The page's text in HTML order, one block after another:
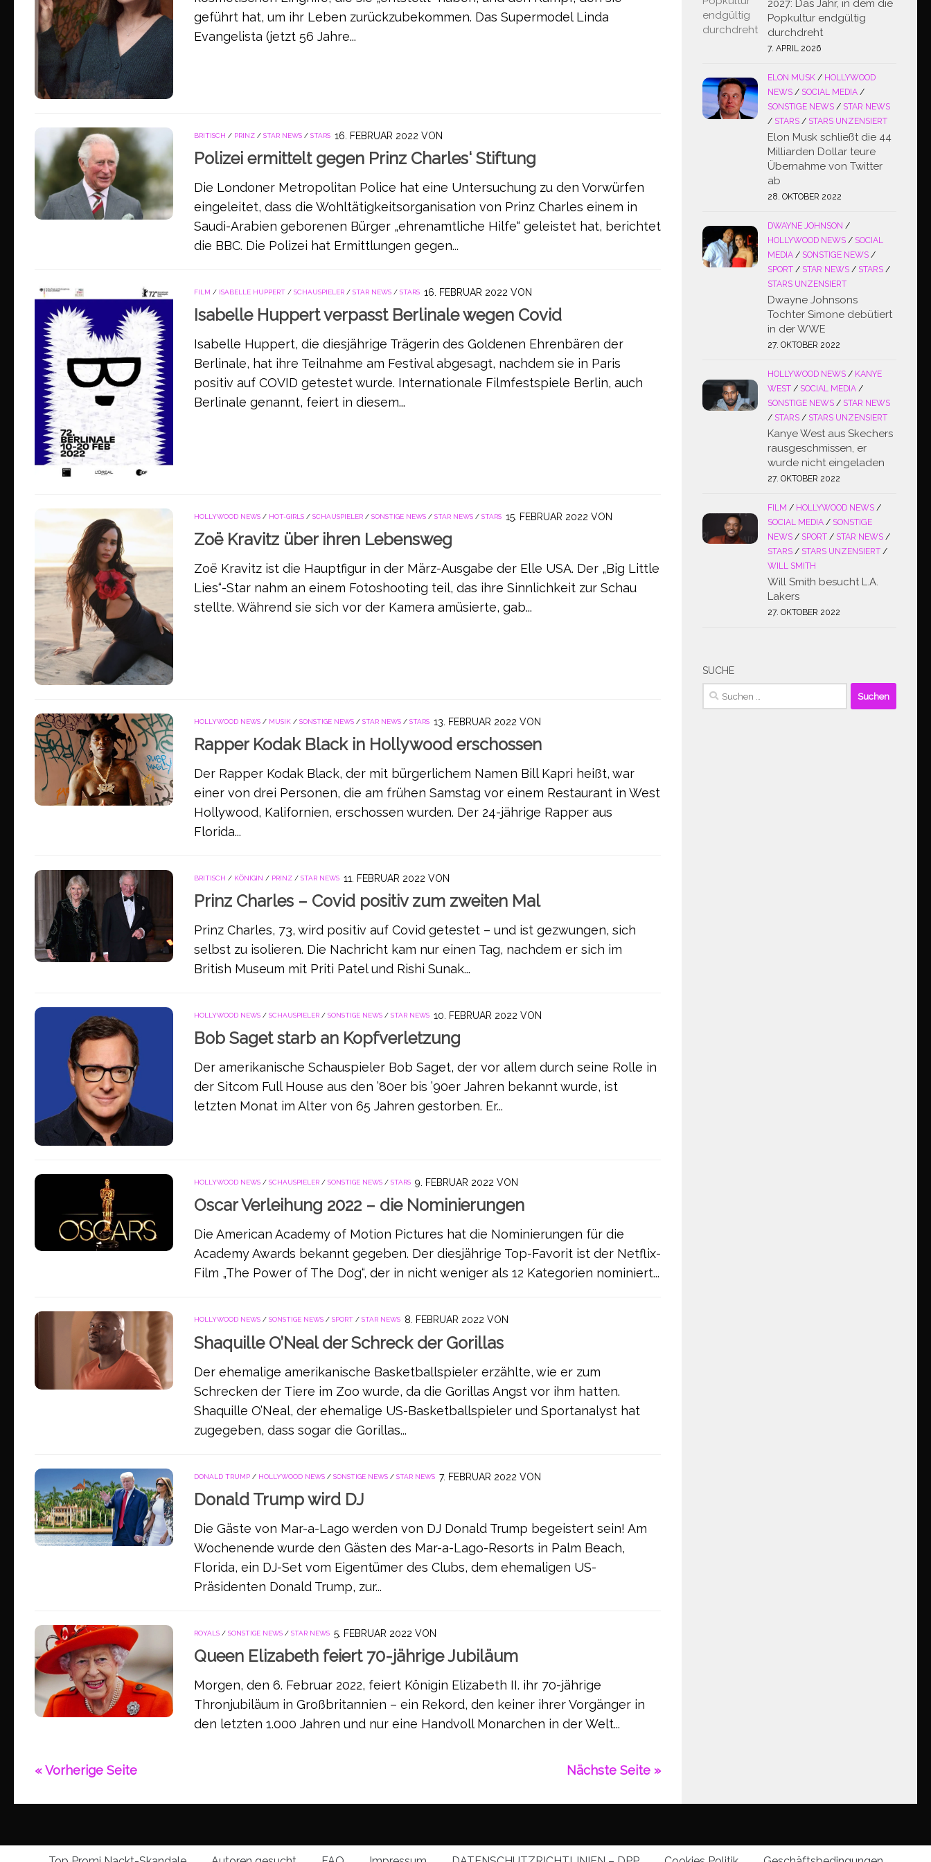
geführt hat, um ihr Leben zurückzubekommen. Das Supermodel Linda
Evangelista (jetzt 56 Jahre...
BRITISCH / PRINZ / STAR NEWS / STARS 16. FEBRUAR 2022 VON
Polizei ermittelt gegen Prinz Charles‘ Stiftung
Die Londoner Metropolitan Police hat eine Untersuchung zu den Vorwürfen
eingeleitet, dass die Wohltätigkeitsorganisation von Prinz Charles einem in
Saudi-Arabien geborenen Bürger „ehrenamtliche Hilfe“ geleistet hat, berichtet
die BBC. Die Polizei hat Ermittlungen gegen...
FILM / ISABELLE HUPPERT / SCHAUSPIELER / STAR NEWS / STARS 16. FEBRUAR 2022 VON
Isabelle Huppert verpasst Berlinale wegen Covid
Isabelle Huppert, die diesjährige Trägerin des Goldenen Ehrenbären der
Berlinale, hat ihre Teilnahme am Festival abgesagt, nachdem sie in Paris
positiv auf COVID getestet wurde. Internationale Filmfestspiele Berlin, auch
Berlinale genannt, feiert in diesem...
HOLLYWOOD NEWS / HOT-GIRLS / SCHAUSPIELER / SONSTIGE NEWS / STAR NEWS / STARS 15. FEBRUAR 2022 VON
Zoë Kravitz über ihren Lebensweg
Zoë Kravitz ist die Hauptfigur in der März-Ausgabe der Elle USA. Der „Big Little
Lies“-Star nahm an einem Fotoshooting teil, das ihre Sinnlichkeit zur Schau
stellte. Während sie sich vor der Kamera amüsierte, gab...
HOLLYWOOD NEWS / MUSIK / SONSTIGE NEWS / STAR NEWS / STARS 13. FEBRUAR 2022 VON
Rapper Kodak Black in Hollywood erschossen
Der Rapper Kodak Black, der mit bürgerlichem Namen Bill Kapri heißt, war
einer von drei Personen, die am frühen Samstag vor einem Restaurant in West
Hollywood, Kalifornien, erschossen wurden. Der 24-jährige Rapper aus
Florida...
BRITISCH / KÖNIGIN / PRINZ / STAR NEWS 11. FEBRUAR 2022 VON
Prinz Charles – Covid positiv zum zweiten Mal
Prinz Charles, 73, wird positiv auf Covid getestet – und ist gezwungen, sich
selbst zu isolieren. Die Nachricht kam nur einen Tag, nachdem er sich im
British Museum mit Priti Patel und Rishi Sunak...
HOLLYWOOD NEWS / SCHAUSPIELER / SONSTIGE NEWS / STAR NEWS 10. FEBRUAR 2022 VON
Bob Saget starb an Kopfverletzung
Der amerikanische Schauspieler Bob Saget, der vor allem durch seine Rolle in
der Sitcom Full House aus den ’80er bis ’90er Jahren bekannt wurde, ist
letzten Monat im Alter von 65 Jahren gestorben. Er...
HOLLYWOOD NEWS / SCHAUSPIELER / SONSTIGE NEWS / STARS 9. FEBRUAR 2022 VON
Oscar Verleihung 2022 – die Nominierungen
Die American Academy of Motion Pictures hat die Nominierungen für die
Academy Awards bekannt gegeben. Der diesjährige Top-Favorit ist der Netflix-
Film „The Power of The Dog“, der in nicht weniger als 12 Kategorien nominiert...
HOLLYWOOD NEWS / SONSTIGE NEWS / SPORT / STAR NEWS 8. FEBRUAR 2022 VON
Shaquille O’Neal der Schreck der Gorillas
Der ehemalige amerikanische Basketballspieler erzählte, wie er zum
Schrecken der Tiere im Zoo wurde, da die Gorillas Angst vor ihm hatten.
Shaquille O’Neal, der ehemalige US-Basketballspieler und Sportanalyst hat
zugegeben, dass sogar die Gorillas...
DONALD TRUMP / HOLLYWOOD NEWS / SONSTIGE NEWS / STAR NEWS 7. FEBRUAR 2022 VON
Donald Trump wird DJ
Die Gäste von Mar-a-Lago werden von DJ Donald Trump begeistert sein! Am
Wochenende wurde den Gästen des Mar-a-Lago-Resorts in Palm Beach,
Florida, ein DJ-Set vom Eigentümer des Clubs, dem ehemaligen US-
Präsidenten Donald Trump, zur...
ROYALS / SONSTIGE NEWS / STAR NEWS 5. FEBRUAR 2022 VON
Queen Elizabeth feiert 70-jährige Jubiläum
Morgen, den 6. Februar 2022, feiert Königin Elizabeth II. ihr 70-jährige
Thronjubiläum in Großbritannien – ein Rekord, den keiner ihrer Vorgänger in
den letzten 1.000 Jahren und nur eine Handvoll Monarchen in der Welt...
« Vorherige Seite Nächste Seite »
2027: Das Jahr, in dem die
Popkultur endgültig
durchdreht
7. APRIL 2026
ELON MUSK / HOLLYWOOD
NEWS / SOCIAL MEDIA /
SONSTIGE NEWS / STAR NEWS
/ STARS / STARS UNZENSIERT
Elon Musk schließt die 44
Milliarden Dollar teure
Übernahme von Twitter
ab
28. OKTOBER 2022
DWAYNE JOHNSON /
HOLLYWOOD NEWS / SOCIAL
MEDIA / SONSTIGE NEWS /
SPORT / STAR NEWS / STARS /
STARS UNZENSIERT
Dwayne Johnsons
Tochter Simone debütiert
in der WWE
27. OKTOBER 2022
HOLLYWOOD NEWS / KANYE
WEST / SOCIAL MEDIA /
SONSTIGE NEWS / STAR NEWS
/ STARS / STARS UNZENSIERT
Kanye West aus Skechers
rausgeschmissen, er
wurde nicht eingeladen
27. OKTOBER 2022
FILM / HOLLYWOOD NEWS /
SOCIAL MEDIA / SONSTIGE
NEWS / SPORT / STAR NEWS /
STARS / STARS UNZENSIERT /
WILL SMITH
Will Smith besucht L.A.
Lakers
27. OKTOBER 2022
SUCHE
Suchen
nach: